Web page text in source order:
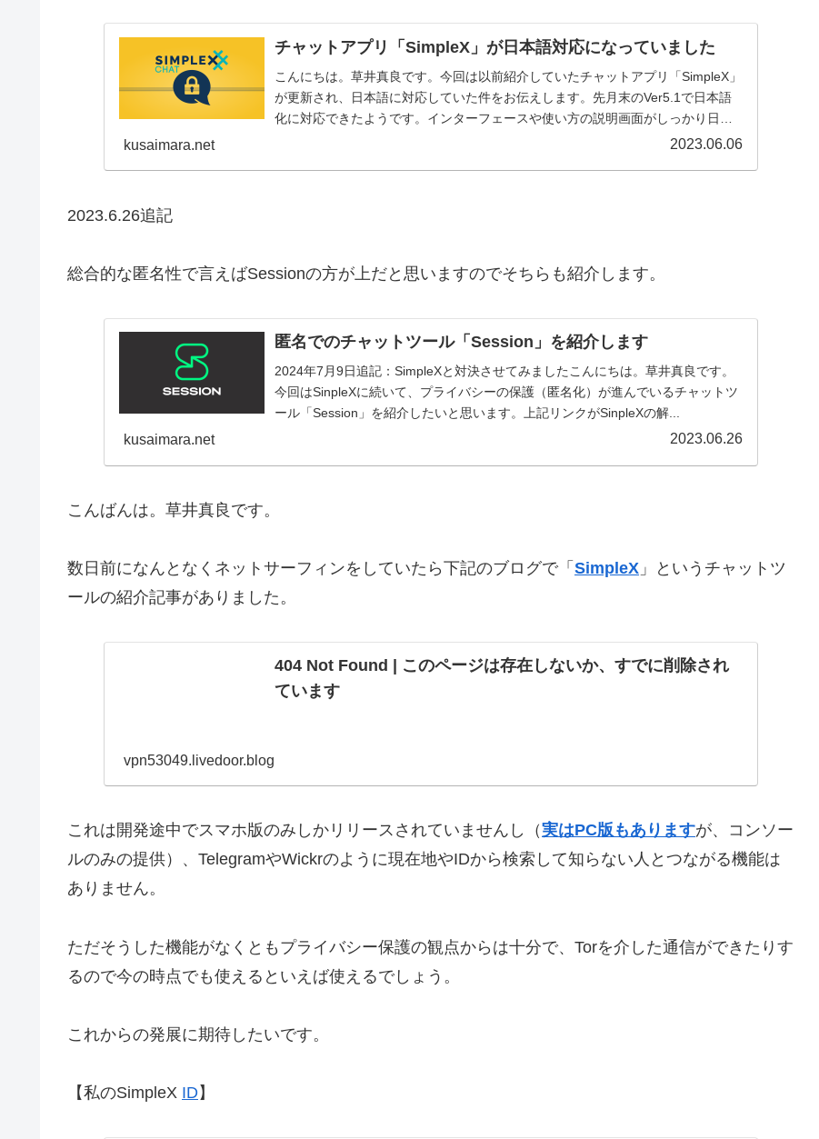
チャットアプリ「SimpleX」が日本語対応になっていました
こんにちは。草井真良です。今回は以前紹介していたチャットアプリ「SimpleX」
が更新され、日本語に対応していた件をお伝えします。先月末のVer5.1で日本語
化に対応できたようです。インターフェースや使い方の説明画面がしっかり日本
kusaimara.net 2023.06.06
2023.6.26追記
総合的な匿名性で言えばSessionの方が上だと思いますのでそちらも紹介します。
匿名でのチャットツール「Session」を紹介します
2024年7月9日追記：SimpleXと対決させてみましたこんにちは。草井真良です。
今回はSinpleXに続いて、プライバシーの保護（匿名化）が進んでいるチャットツ
ール「Session」を紹介したいと思います。上記リンクがSinpleXの解...
kusaimara.net 2023.06.26
こんばんは。草井真良です。
数日前になんとなくネットサーフィンをしていたら下記のブログで「 SimpleX 」というチャットツ
ールの紹介記事がありました。
404 Not Found | このページは存在しないか、すでに削除され
ています
vpn53049.livedoor.blog
これは開発途中でスマホ版のみしかリリースされていませんし（実はPC版もありますが、コンソー
ルのみの提供）、TelegramやWickrのように現在地やIDから検索して知らない人とつながる機能は
ありません。
ただそうした機能がなくともプライバシー保護の観点からは十分で、Torを介した通信ができたりす
るので今の時点でも使えるといえば使えるでしょう。
これからの発展に期待したいです。
【私のSimpleX ID】